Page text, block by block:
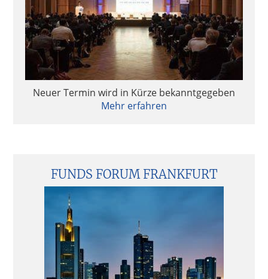
Neuer Termin wird in Kürze bekanntgegeben
Mehr erfahren
FUNDS FORUM FRANKFURT